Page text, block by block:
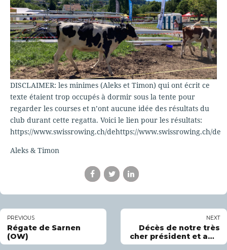
DISCLAIMER: les minimes (Aleks et Timon) qui ont écrit ce
texte étaient trop occupés à dormir sous la tente pour
regarder les courses et n’ont aucune idée des résultats du
club durant cette regatta. Voici le lien pour les résultats:
https://www.swissrowing.ch/dehttps://www.swissrowing.ch/de
Aleks & Timon
PREVIOUS
Régate de Sarnen
(OW)
NEXT
Décès de notre très
cher président et ami,
Damien Tollardo